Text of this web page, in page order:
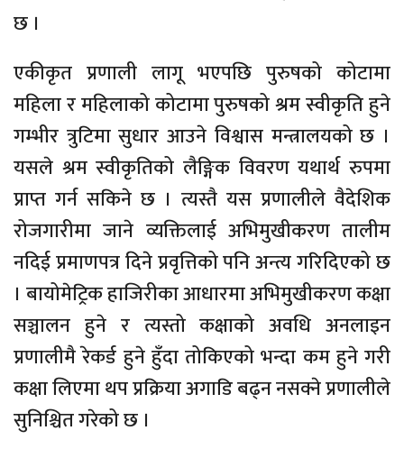
छ ।
एकीकृत प्रणाली लागू भएपछि पुरुषको कोटामा
महिला र महिलाको कोटामा पुरुषको श्रम स्वीकृति हुने
गम्भीर त्रुटिमा सुधार आउने विश्वास मन्त्रालयको छ ।
यसले श्रम स्वीकृतिको लैङ्गिक विवरण यथार्थ रुपमा
प्राप्त गर्न सकिने छ । त्यस्तै यस प्रणालीले वैदेशिक
रोजगारीमा जाने व्यक्तिलाई अभिमुखीकरण तालीम
नदिई प्रमाणपत्र दिने प्रवृत्तिको पनि अन्त्य गरिदिएको छ
। बायोमेट्रिक हाजिरीका आधारमा अभिमुखीकरण कक्षा
सञ्चालन हुने र त्यस्तो कक्षाको अवधि अनलाइन
प्रणालीमै रेकर्ड हुने हुँदा तोकिएको भन्दा कम हुने गरी
कक्षा लिएमा थप प्रक्रिया अगाडि बढ्न नसक्ने प्रणालीले
सुनिश्चित गरेको छ ।